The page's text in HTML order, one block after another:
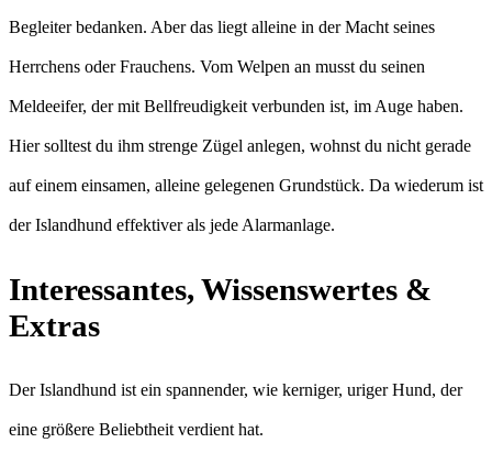
Begleiter bedanken. Aber das liegt alleine in der Macht seines
Herrchens oder Frauchens. Vom Welpen an musst du seinen
Meldeeifer, der mit Bellfreudigkeit verbunden ist, im Auge haben.
Hier solltest du ihm strenge Zügel anlegen, wohnst du nicht gerade
auf einem einsamen, alleine gelegenen Grundstück. Da wiederum ist
der Islandhund effektiver als jede Alarmanlage.
Interessantes, Wissenswertes &
Extras
Der Islandhund ist ein spannender, wie kerniger, uriger Hund, der
eine größere Beliebtheit verdient hat.